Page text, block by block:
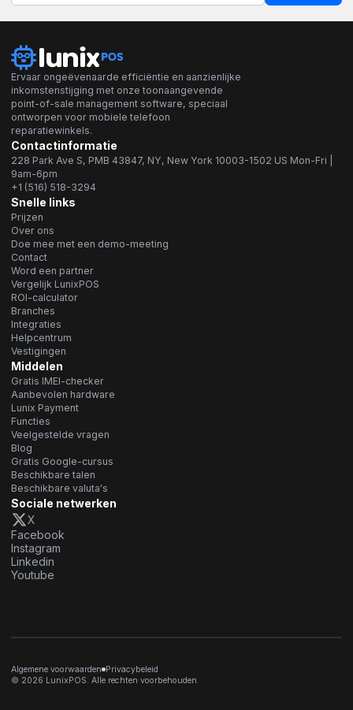
Ervaar ongeëvenaarde efficiëntie en aanzienlijke
inkomstenstijging met onze toonaangevende
point-of-sale management software, speciaal
ontworpen voor mobiele telefoon
reparatiewinkels.
Contactinformatie
228 Park Ave S, PMB 43847, NY, New York 10003-1502 US Mon-Fri |
9am-6pm
+1 (516) 518-3294
Snelle links
Prijzen
Over ons
Doe mee met een demo-meeting
Contact
Word een partner
Vergelijk LunixPOS
ROI-calculator
Branches
Integraties
Helpcentrum
Vestigingen
Middelen
Gratis IMEI-checker
Aanbevolen hardware
Lunix Payment
Functies
Veelgestelde vragen
Blog
Gratis Google-cursus
Beschikbare talen
Beschikbare valuta's
Sociale netwerken
X
Facebook
Instagram
Linkedin
Youtube
© 2026 LunixPOS. Alle rechten voorbehouden.
Algemene voorwaarden Privacybeleid